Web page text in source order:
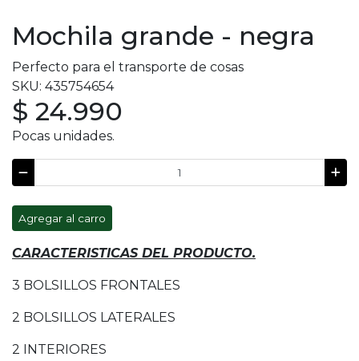
Mochila grande - negra
Perfecto para el transporte de cosas
SKU: 435754654
$ 24.990
Pocas unidades.
Agregar al carro
CARACTERISTICAS DEL PRODUCTO.
3 BOLSILLOS FRONTALES
2 BOLSILLOS LATERALES
2 INTERIORES